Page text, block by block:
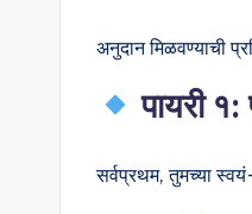
अनुदान मिळवण्याची
पायरी १:
सर्वप्रथम, तुमच्या